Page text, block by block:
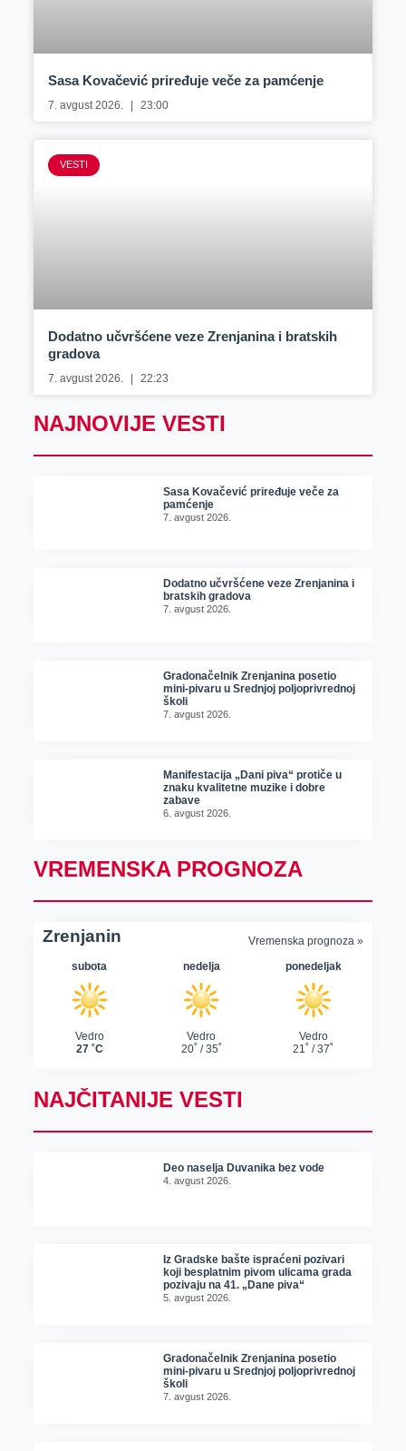
Sasa Kovačević priređuje veče za pamćenje
7. avgust 2026. 23:00
VESTI
Dodatno učvršćene veze Zrenjanina i bratskih
gradova
7. avgust 2026. 22:23
NAJNOVIJE VESTI
Sasa Kovačević priređuje veče za
pamćenje
7. avgust 2026.
Dodatno učvršćene veze Zrenjanina i
bratskih gradova
7. avgust 2026.
Gradonačelnik Zrenjanina posetio
mini-pivaru u Srednjoj poljoprivrednoj
školi
7. avgust 2026.
Manifestacija „Dani piva“ protiče u
znaku kvalitetne muzike i dobre
zabave
6. avgust 2026.
VREMENSKA PROGNOZA
NAJČITANIJE VESTI
Deo naselja Duvanika bez vode
4. avgust 2026.
Iz Gradske bašte ispraćeni pozivari
koji besplatnim pivom ulicama grada
pozivaju na 41. „Dane piva“
5. avgust 2026.
Gradonačelnik Zrenjanina posetio
mini-pivaru u Srednjoj poljoprivrednoj
školi
7. avgust 2026.